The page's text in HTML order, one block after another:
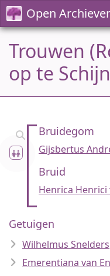
Open
Trouwen
op te
Bruidegom
Gijsbertus
Bruid
Henrica Henrici
Getuigen
Wilhelmus Snelders
Emerentiana van